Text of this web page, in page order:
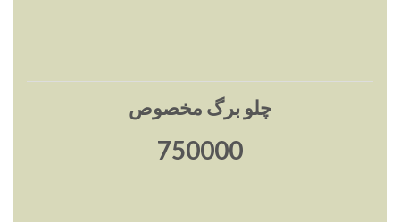
چلو برگ مخصوص
750000